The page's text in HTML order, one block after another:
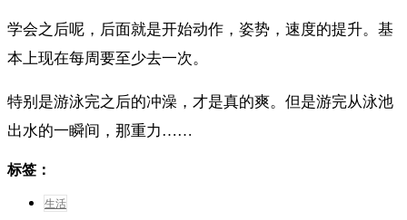
学会之后呢，后面就是开始动作，姿势，速度的提升。基
本上现在每周要至少去一次。
特别是游泳完之后的冲澡，才是真的爽。但是游完从泳池
出水的一瞬间，那重力……
标签：
生活